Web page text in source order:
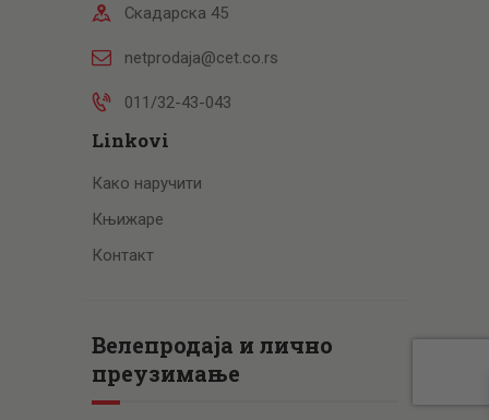
Скадарска 45
netprodaja@cet.co.rs
011/32-43-043
Linkovi
Како наручити
Књижаре
Контакт
Велепродаја и лично
преузимање